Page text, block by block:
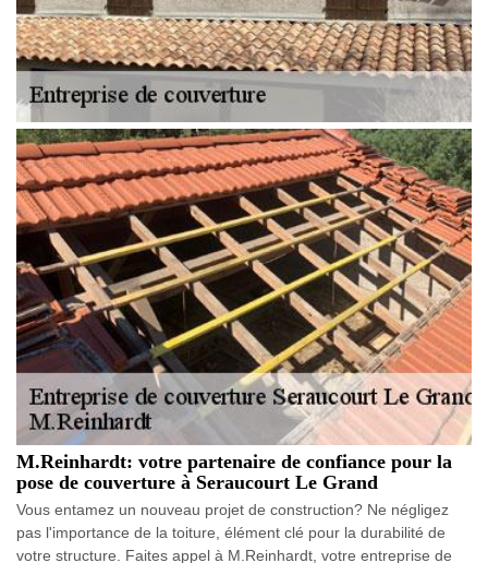
M.Reinhardt: votre partenaire de confiance pour la
pose de couverture à Seraucourt Le Grand
Vous entamez un nouveau projet de construction? Ne négligez
pas l'importance de la toiture, élément clé pour la durabilité de
votre structure. Faites appel à M.Reinhardt, votre entreprise de